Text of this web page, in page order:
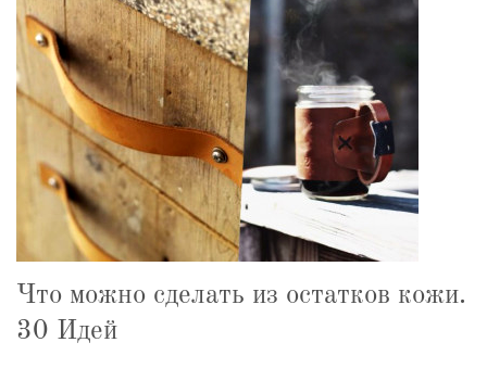
Что можно сделать из остатков кожи.
30 Идей